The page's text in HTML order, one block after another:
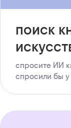
поиск
спросите ИИ
спросили бы у